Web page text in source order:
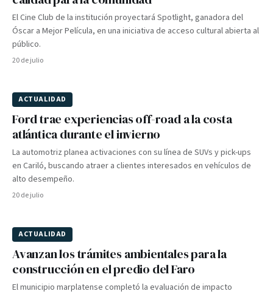
El Cine Club de la institución proyectará Spotlight, ganadora del
Óscar a Mejor Película, en una iniciativa de acceso cultural abierta al
público.
20 de julio
ACTUALIDAD
Ford trae experiencias off-road a la costa
atlántica durante el invierno
La automotriz planea activaciones con su línea de SUVs y pick-ups
en Cariló, buscando atraer a clientes interesados en vehículos de
alto desempeño.
20 de julio
ACTUALIDAD
Avanzan los trámites ambientales para la
construcción en el predio del Faro
El municipio marplatense completó la evaluación de impacto